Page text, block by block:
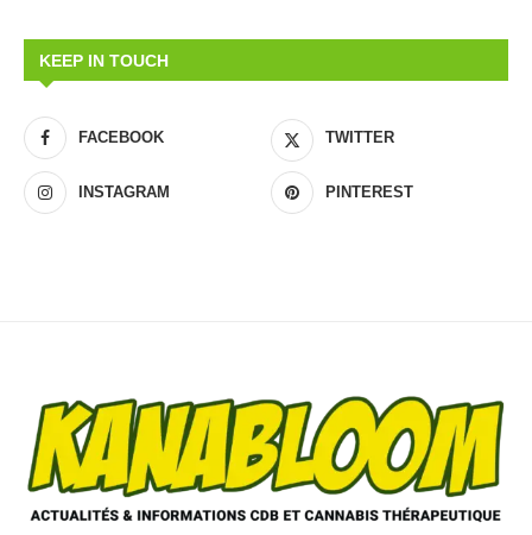
KEEP IN TOUCH
FACEBOOK TWITTER
INSTAGRAM PINTEREST